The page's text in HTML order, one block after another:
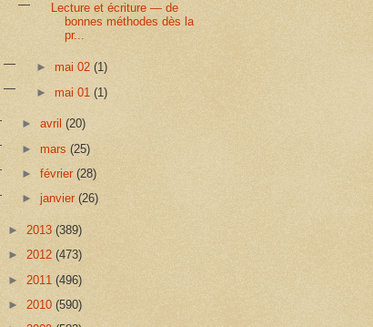
Lecture et écriture — de
bonnes méthodes dès la
pr...
► mai 02 (1)
► mai 01 (1)
►avril(20)
► mars(25)
►février(28)
► janvier(26)
► 2013 (389)
► 2012 (473)
► 2011 (496)
► 2010 (590)